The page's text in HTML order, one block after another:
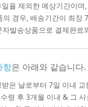
을 제외한 예상기간이
의 경우, 배송기간이 최장
자발송상품으로 결제완
항은 아래와 같습니다.
은 날로부터 7일 이내
령 후 3개월 이내 & 그